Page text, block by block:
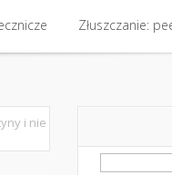
składniki aktywneZłuszczanie:
i nie
Szukaj: